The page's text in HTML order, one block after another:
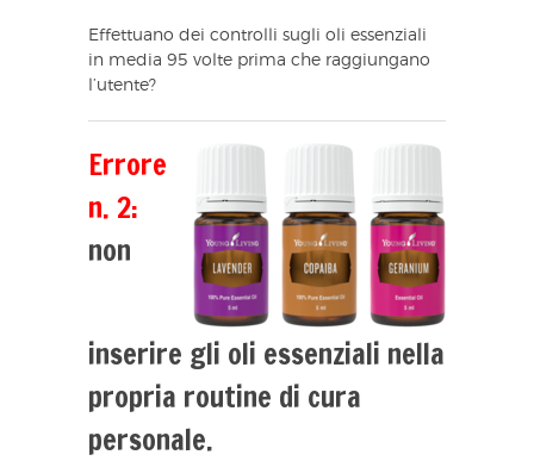
Effettuano dei controlli sugli oli essenziali
in media 95 volte prima che raggiungano
l’utente?
Errore
n. 2:
non
inserire gli oli essenziali nella
propria routine di cura
personale.